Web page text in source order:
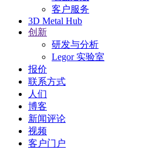
客户服务
3D Metal Hub
创新
研发与分析
Legor 实验室
报价
联系方式
人们
博客
新闻评论
视频
客户门户